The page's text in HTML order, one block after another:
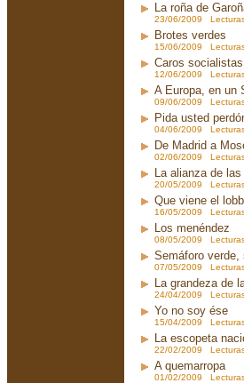
La roña de
23/06/2009
Brotes verdes
15/06/2009
Caros socialistas
12/06/2009
A Europa, en un
09/06/2009
Pida usted
04/06/2009
De Madrid a
02/06/2009
La alianza de
20/05/2009
Que viene el
16/05/2009
Los menéndez
08/05/2009
Semáforo verde,
07/05/2009
La grandeza de
24/04/2009
Yo no soy ése
15/04/2009
La escopeta
22/02/2009
A quemarropa
01/02/2009